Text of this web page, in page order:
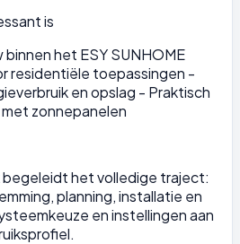
is
het ESY SUNHOME
residentiële toepassingen -
en opslag - Praktisch
zonnepanelen
het volledige traject:
planning, installatie en
en instellingen aan